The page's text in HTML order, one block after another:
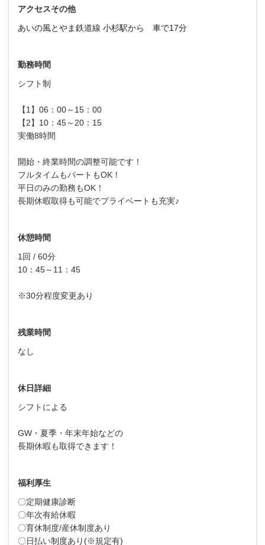
アクセスその他
あいの風とやま鉄道線 小杉駅から 車で17分
勤務時間
シフト制
【1】06：00～15：00
【2】10：45～20：15
実働8時間
開始・終業時間の調整可能です！
フルタイムもパートもOK！
平日のみの勤務もOK！
長期休暇取得も可能でプライベートも充実♪
休憩時間
1回 / 60分
10：45～11：45
※30分程度変更あり
残業時間
なし
休日詳細
シフトによる
GW・夏季・年末年始などの
長期休暇も取得できます！
福利厚生
〇定期健康診断
〇年次有給休暇
〇育休制度/産休制度あり
〇日払い制度あり(※規定有)